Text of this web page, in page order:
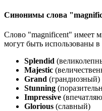
Синонимы слова
Слово "magnificent" имеет
могут быть использованы в
Splendid
Majestic
Grand (грандиозный)
Stunning
Impressive
Glorious (славный)